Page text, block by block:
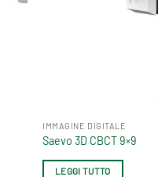
IMMAGINE DIGITALE
Saevo 3D CBCT 9×9
LEGGI TUTTO